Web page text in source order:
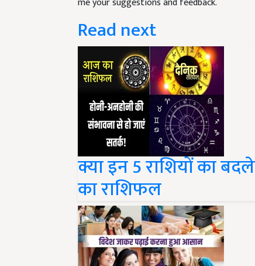
Read next
क्या इन 5 राशियों का
का राशिफल